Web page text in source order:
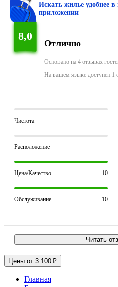
Искать жилье удобнее
приложении
8,0
Отлично
Основано на 4 отзывах
На вашем языке доступен 1
Чистота
Расположение
Цена/Качество 10
Обслуживание 10
Читать
Цены от 3 100 ₽
Главная